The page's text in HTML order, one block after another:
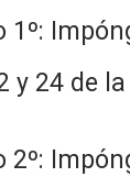
y 24 de
2º: